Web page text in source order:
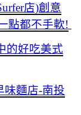
店)創意
點都不手軟!
的好吃美式
味麵店-南投